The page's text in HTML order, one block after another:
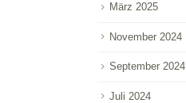
März 2025
November 2024
September 2024
Juli 2024